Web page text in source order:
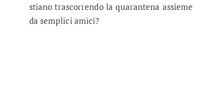
stiano trascorrendo la quarantena assieme
da semplici amici?